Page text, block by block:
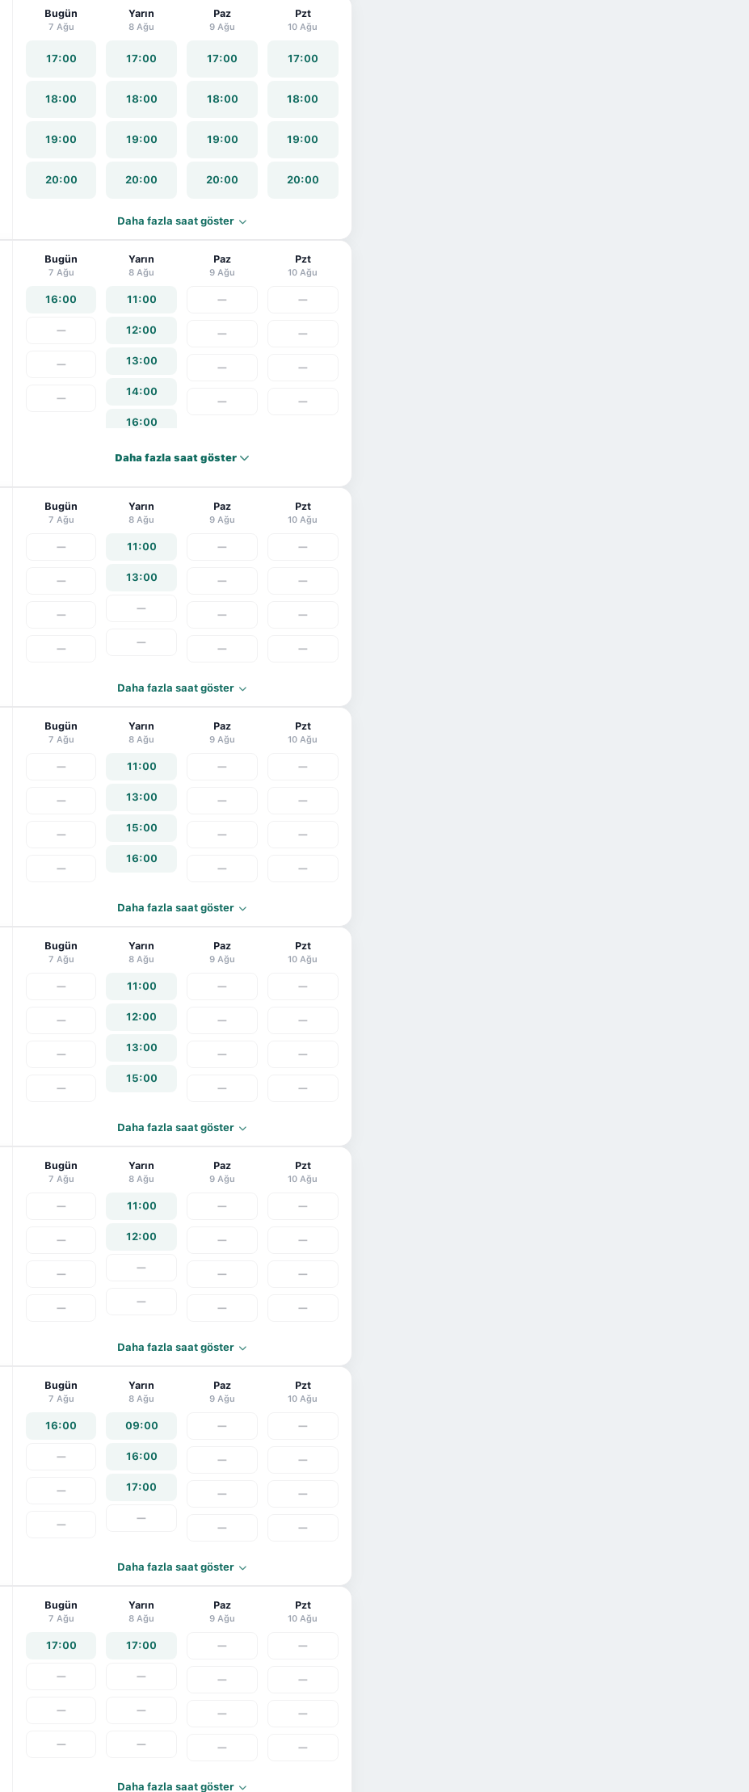
Bugün
7 Ağu
17:00
18:00
19:00
20:00
Yarın
8 Ağu
17:00
18:00
19:00
20:00
Paz
9 Ağu
17:00
18:00
19:00
20:00
Pzt
10 Ağu
17:00
18:00
19:00
20:00
Daha fazla saat göster
Bugün
7 Ağu
16:00
—
—
—
Yarın
8 Ağu
11:00
12:00
13:00
14:00
16:00
17:00
Paz
9 Ağu
—
—
—
—
Pzt
10 Ağu
—
—
—
—
Daha fazla saat göster
Bugün
7 Ağu
—
—
—
—
Yarın
8 Ağu
11:00
13:00
—
—
Paz
9 Ağu
—
—
—
—
Pzt
10 Ağu
—
—
—
—
Daha fazla saat göster
Bugün
7 Ağu
—
—
—
—
Yarın
8 Ağu
11:00
13:00
15:00
16:00
Paz
9 Ağu
—
—
—
—
Pzt
10 Ağu
—
—
—
—
Daha fazla saat göster
Bugün
7 Ağu
—
—
—
—
Yarın
8 Ağu
11:00
12:00
13:00
15:00
Paz
9 Ağu
—
—
—
—
Pzt
10 Ağu
—
—
—
—
Daha fazla saat göster
Bugün
7 Ağu
—
—
—
—
Yarın
8 Ağu
11:00
12:00
—
—
Paz
9 Ağu
—
—
—
—
Pzt
10 Ağu
—
—
—
—
Daha fazla saat göster
Bugün
7 Ağu
16:00
—
—
—
Yarın
8 Ağu
09:00
16:00
17:00
—
Paz
9 Ağu
—
—
—
—
Pzt
10 Ağu
—
—
—
—
Daha fazla saat göster
Bugün
7 Ağu
17:00
—
—
—
Yarın
8 Ağu
17:00
—
—
—
Paz
9 Ağu
—
—
—
—
Pzt
10 Ağu
—
—
—
—
Daha fazla saat göster